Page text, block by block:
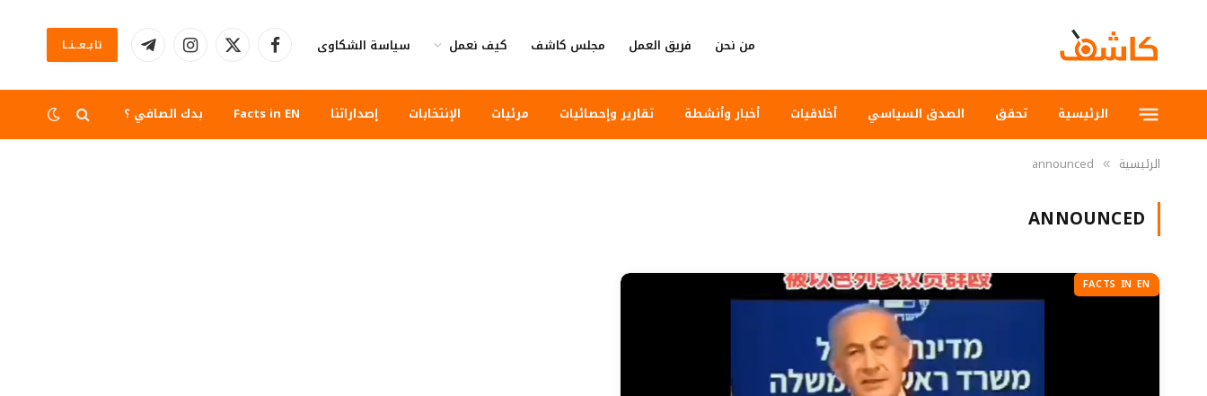
من نحن فريق العمل مجلس كاشف كيف نعمل سياسة الشكاوى فيسبوكX الانستغرامتيلقرام تابــعــنــا
الرئيسية تحقق الصدق السياسي أخلاقيات أخبار وأنشطة تقارير وإحصائيات مرئيات الإنتخابات إصداراتنا Facts in EN بدك الصافي ؟
الرئيسية »
announced
ANNOUNCED
FACTS IN EN